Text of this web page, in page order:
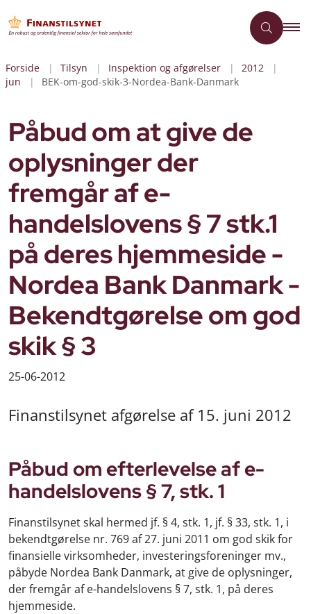
Forside Tilsyn Inspektion og afgørelser
2012
jun
BEK-om-god-skik-3-Nordea-Bank-Danmark
Påbud om at give de
oplysninger der
fremgår af e-
handelslovens § 7 stk.1
på deres hjemmeside -
Nordea Bank Danmark -
Bekendtgørelse om god
skik § 3
25-06-2012
Finanstilsynet afgørelse af 15. juni 2012
Påbud om efterlevelse af e-
handelslovens § 7, stk. 1
Finanstilsynet skal hermed jf. § 4, stk. 1, jf. § 33, stk. 1, i
bekendtgørelse nr. 769 af 27. juni 2011 om god skik for
finansielle virksomheder, investeringsforeninger mv.,
påbyde Nordea Bank Danmark, at give de oplysninger,
der fremgår af e-handelslovens § 7, stk. 1, på deres
hjemmeside.